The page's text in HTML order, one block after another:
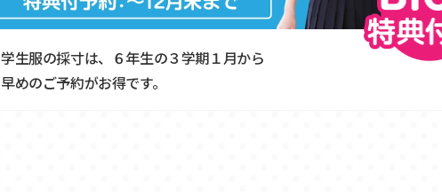
学生服の採寸は、６年生の３学期１月から
早めのご予約がお得です。